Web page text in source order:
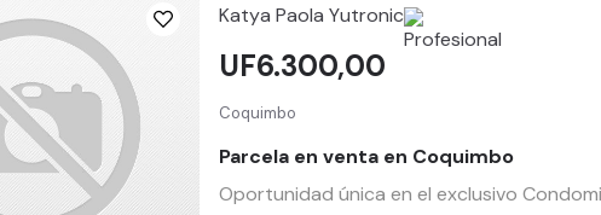
Katya Paola Yutronic
Coquimbo
Parcela en venta en Coquimbo
Oportunidad única en el exclusivo
UF6.300,00